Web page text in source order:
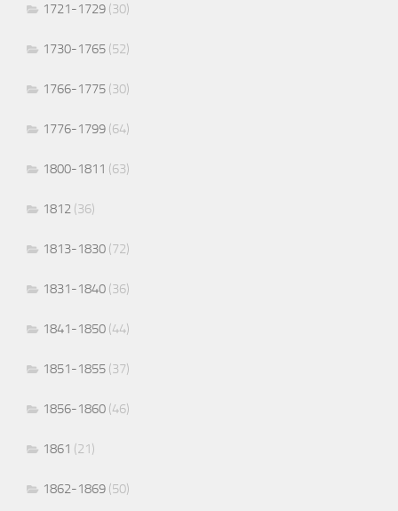
1721-1729 (30)
1730-1765 (52)
1766-1775 (30)
1776-1799 (64)
1800-1811 (63)
1812 (36)
1813-1830 (72)
1831-1840 (36)
1841-1850 (44)
1851-1855 (37)
1856-1860 (46)
1861 (21)
1862-1869 (50)